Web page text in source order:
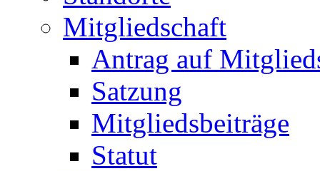
Mitgliedschaft
Antrag auf
Satzung
Mitgliedsbeiträge
Statut